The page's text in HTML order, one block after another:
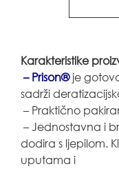
Karakteristike
– Prison®je
sadrži
– Praktično
– Jednostavna i
dodira s ljepilom.
uputama i